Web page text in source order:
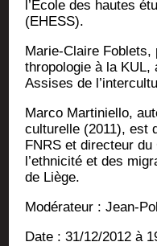
l’Ecole des hautes
(EHESS).
Marie-Claire Foblets,
thro­po­lo­gie à la KUL,
Assises de
Mar­co Mar­ti­niel­lo,
cul­tu­relle (2011), est
FNRS et direc­teur du
l’ethnicité et des
de Liège.
Modé­ra­teur : Jean-
Date : 31/12/2012 à